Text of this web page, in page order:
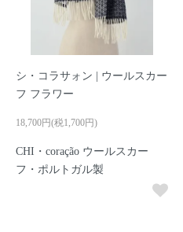
シ・コラサォン | ウールスカー
フ フラワー
18,700円(税1,700円)
CHI・coração ウールスカー
フ・ポルトガル製